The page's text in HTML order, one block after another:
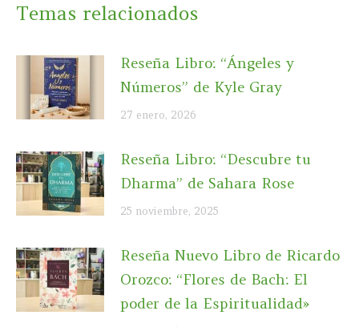
Temas relacionados
Reseña Libro: “Ángeles y
Números” de Kyle Gray
27 enero, 2026
Reseña Libro: “Descubre tu
Dharma” de Sahara Rose
25 noviembre, 2025
Reseña Nuevo Libro de Ricardo
Orozco: “Flores de Bach: El
poder de la Espiritualidad»